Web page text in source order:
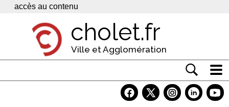
Panneau de gestion des cookies
accès au contenu
cholet.fr
Ville et Agglomération